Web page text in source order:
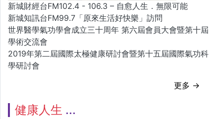
新城財經台FM102.4 - 106.3 – 自愈人生．無限可能
新城知訊台FM99.7「原來生活好快樂」訪問
世界醫學氣功學會成立三十周年 第六屆會員大會暨第十屆
學術交流會
2019年第二屆國際太極健康研討會暨第十五屆國際氣功科
學研討會
更多 →
健康人生